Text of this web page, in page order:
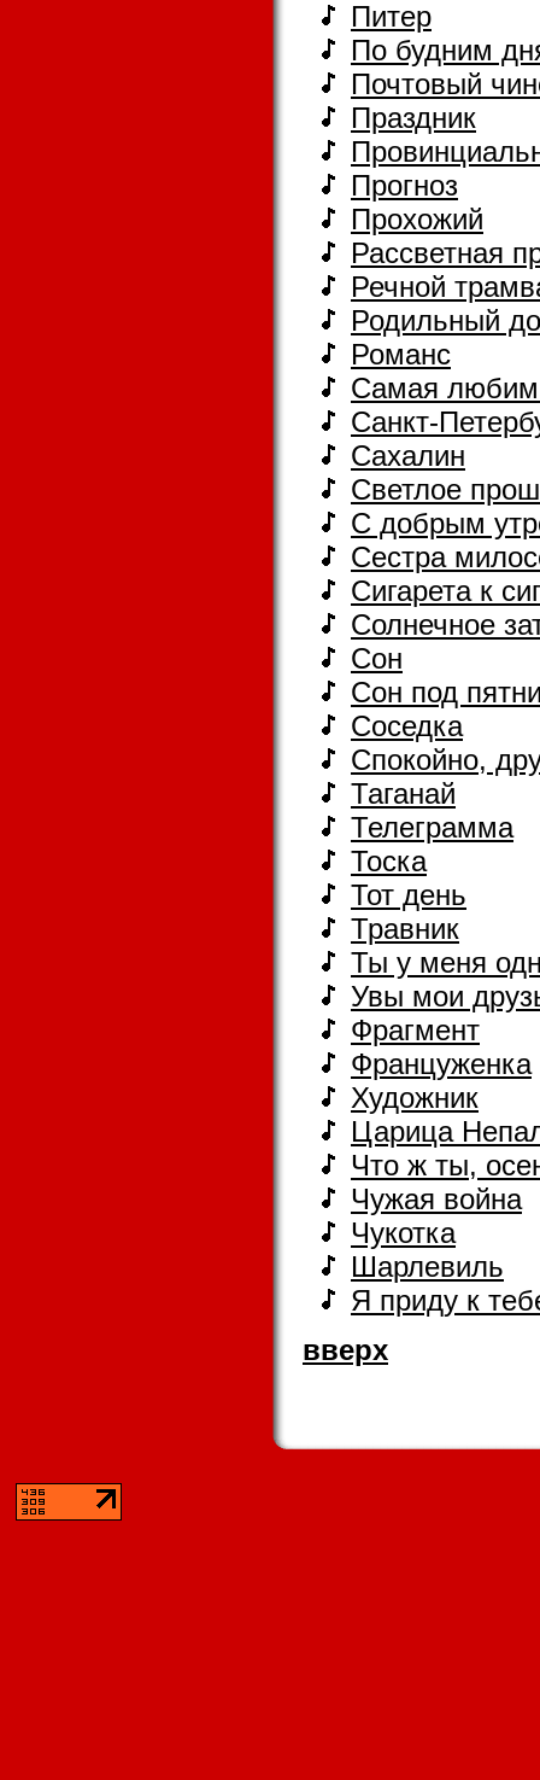
Питер
По будним
Почтовый
Праздник
Прогноз
Прохожий
Рассветная
Речной
Родильный
Романс
Самая
Санкт-
Сахалин
Светлое
С добрым
Сестpа
Сигарета к
Солнечное
Сон
Сон под
Соседка
Спокойно,
Таганай
Телеграмма
Тоска
Тот день
Травник
Ты у меня
Увы мои
Фрагмент
Француженка
Художник
Царица
Что ж ты,
Чужая война
Чукотка
Шарлевиль
Я приду к
вверх